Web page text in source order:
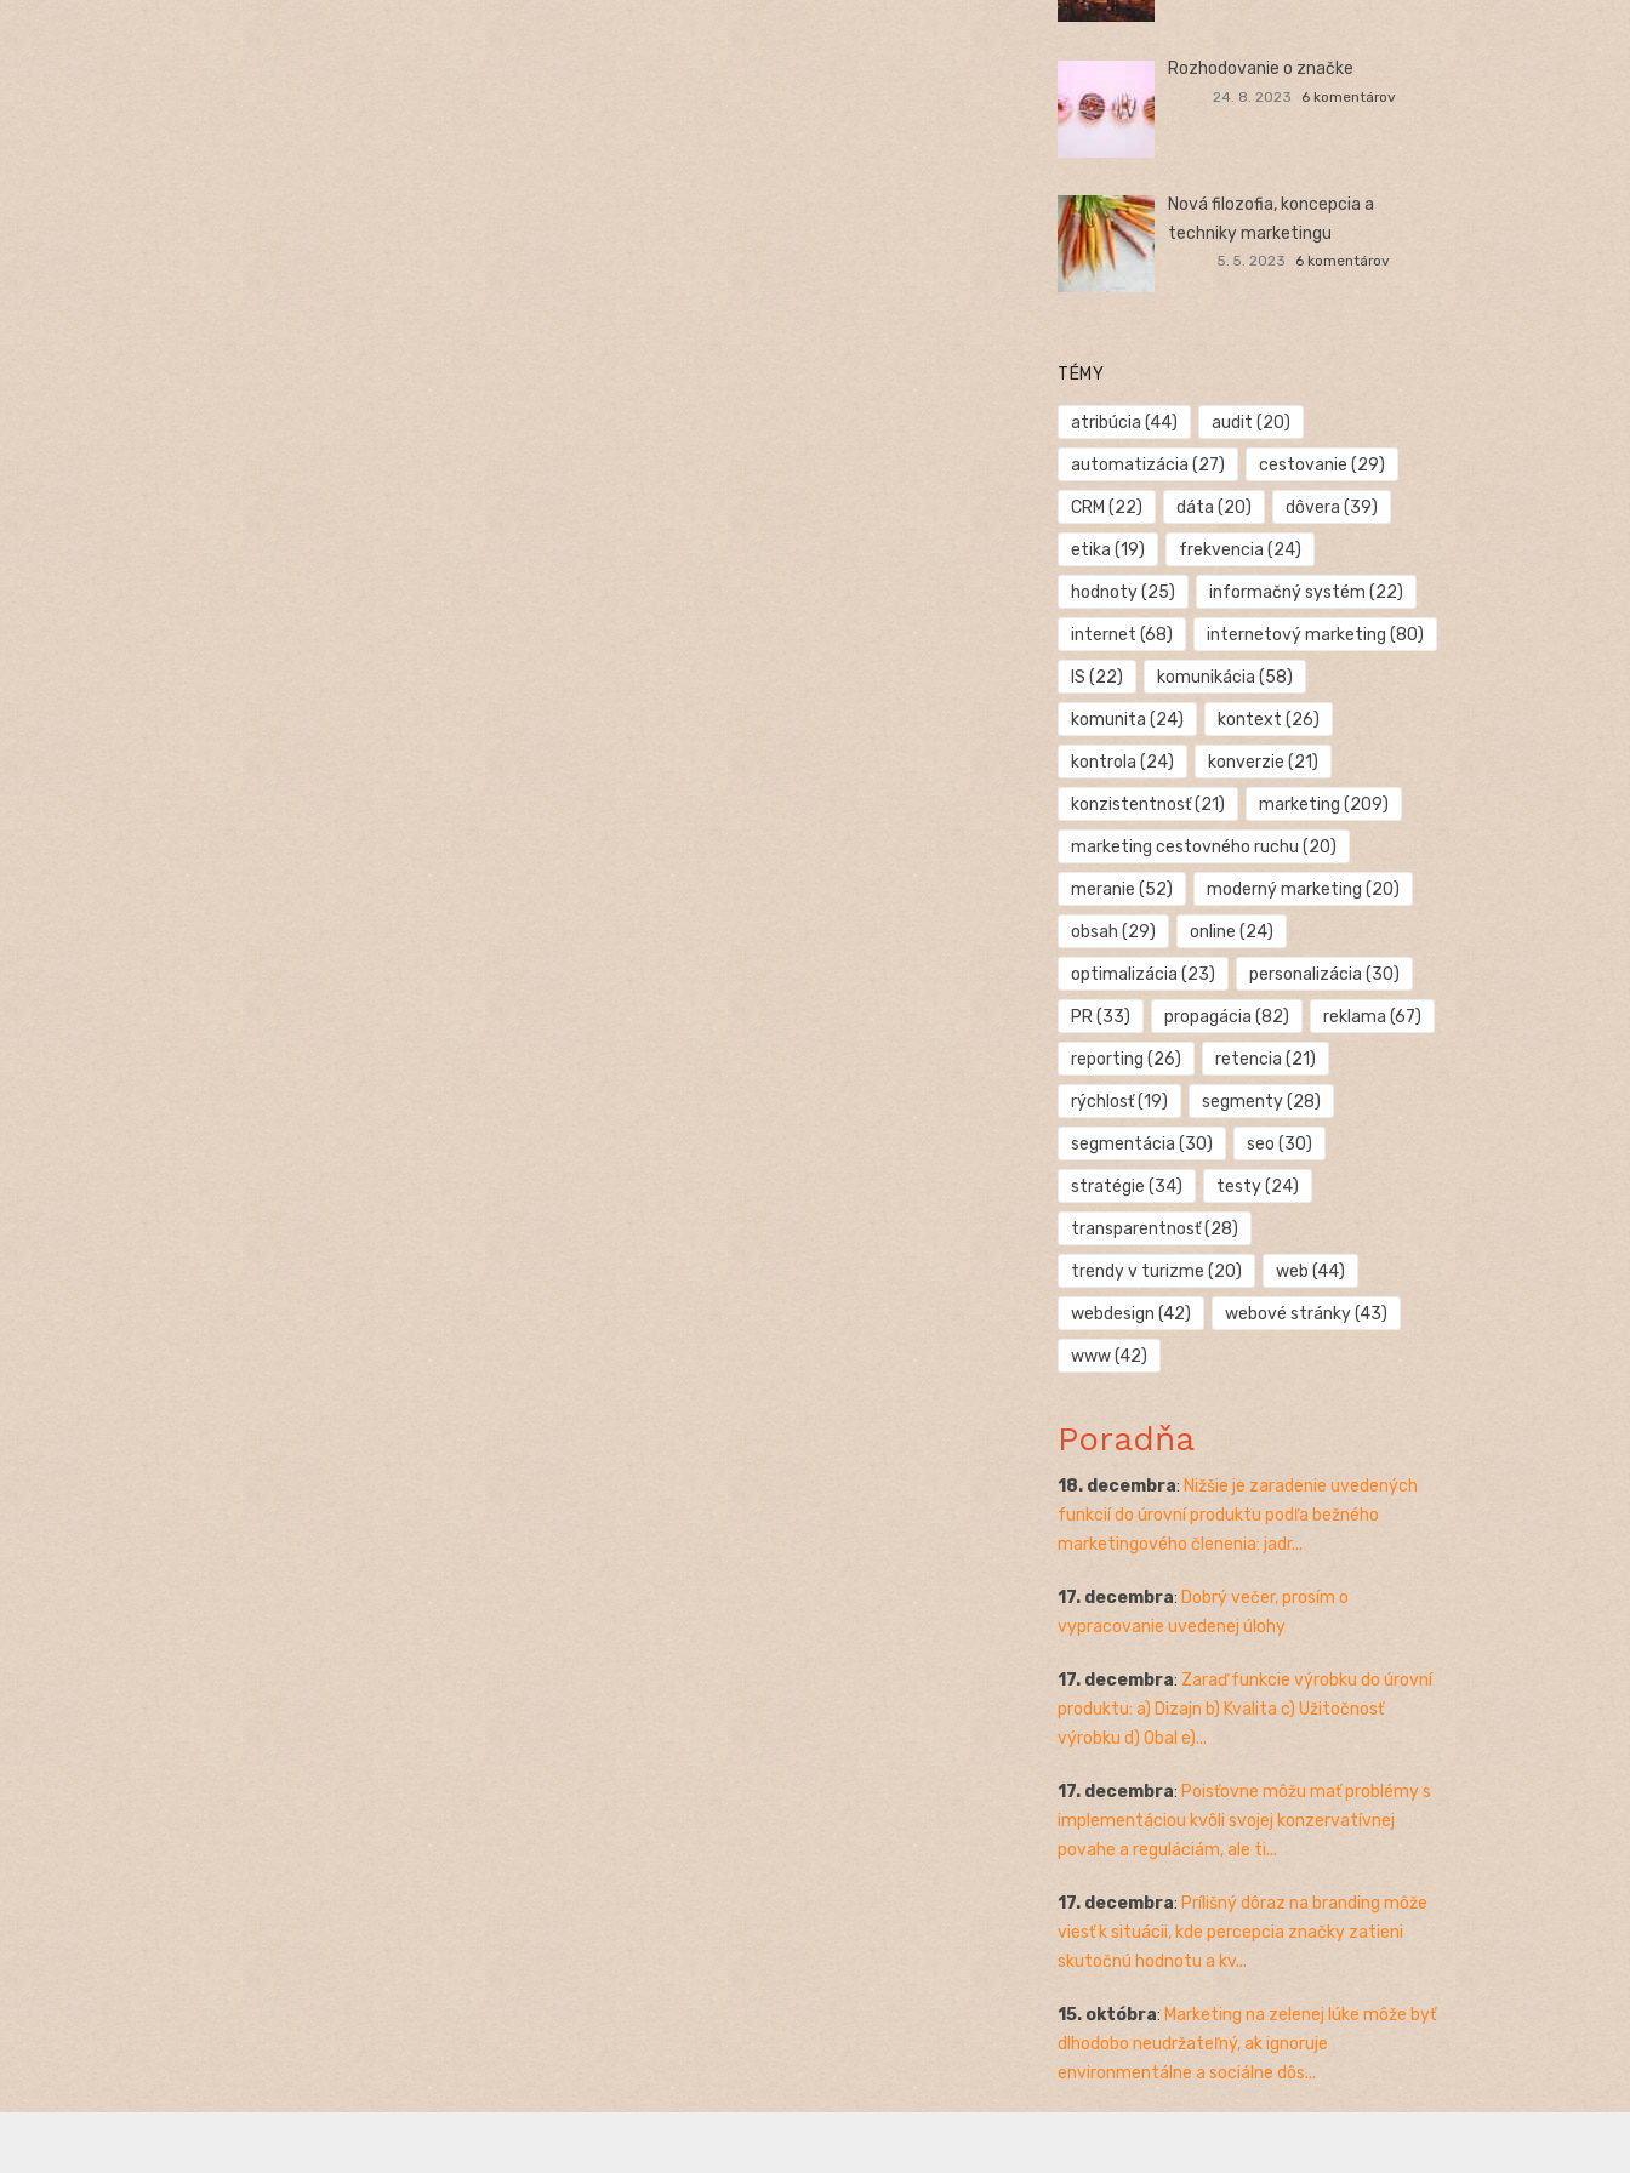
Rozhodovanie o značke
24. 8. 2023 6 komentárov
Nová filozofia, koncepcia a
techniky marketingu
5. 5. 2023 6 komentárov
TÉMY
atribúcia (44) audit (20)
automatizácia (27) cestovanie (29)
CRM (22) dáta (20) dôvera (39)
etika (19) frekvencia (24)
hodnoty(25) informačný systém (22)
internet (68) internetový marketing (80)
IS (22) komunikácia (58)
komunita (24) kontext (26)
kontrola (24) konverzie (21)
konzistentnosť(21) marketing (209)
marketing cestovného ruchu (20)
meranie (52) moderný marketing (20)
obsah (29) online (24)
optimalizácia (23) personalizácia (30)
PR(33) propagácia (82) reklama (67)
reporting (26) retencia (21)
rýchlosť(19) segmenty(28)
segmentácia (30) seo (30)
stratégie (34) testy(24)
transparentnosť(28)
trendy v turizme (20) web (44)
webdesign (42) webové stránky(43)
www(42)
Poradňa
18. decembra: Nižšie je zaradenie uvedených
funkcií do úrovní produktu podľa bežného
marketingového členenia: jadr...
17. decembra: Dobrý večer, prosím o
vypracovanie uvedenej úlohy
17. decembra: Zaraď funkcie výrobku do úrovní
produktu: a) Dizajn b) Kvalita c) Užitočnosť
výrobku d) Obal e)...
17. decembra: Poisťovne môžu mať problémy s
implementáciou kvôli svojej konzervatívnej
povahe a reguláciám, ale ti...
17. decembra: Prílišný dôraz na branding môže
viesť k situácii, kde percepcia značky zatieni
skutočnú hodnotu a kv...
15. októbra: Marketing na zelenej lúke môže byť
dlhodobo neudržateľný, ak ignoruje
environmentálne a sociálne dôs...